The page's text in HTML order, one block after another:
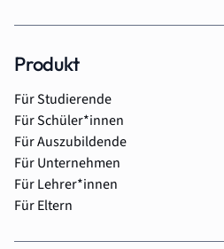
Produkt
Für Studierende
Für Schüler*innen
Für Auszubildende
Für Unternehmen
Für Lehrer*innen
Für Eltern